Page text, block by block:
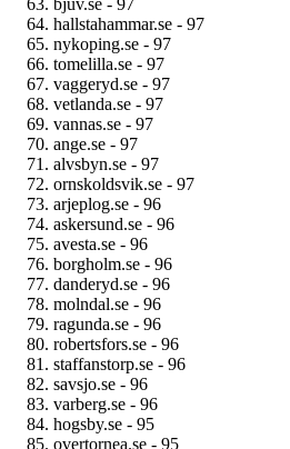
hallstahammar.se - 97
nykoping.se - 97
tomelilla.se - 97
vaggeryd.se - 97
vetlanda.se - 97
vannas.se - 97
ange.se - 97
alvsbyn.se - 97
ornskoldsvik.se - 97
arjeplog.se - 96
askersund.se - 96
avesta.se - 96
borgholm.se - 96
danderyd.se - 96
molndal.se - 96
ragunda.se - 96
robertsfors.se - 96
staffanstorp.se - 96
savsjo.se - 96
varberg.se - 96
hogsby.se - 95
overtornea.se - 95